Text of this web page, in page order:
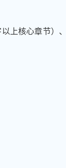
以上核心章节）